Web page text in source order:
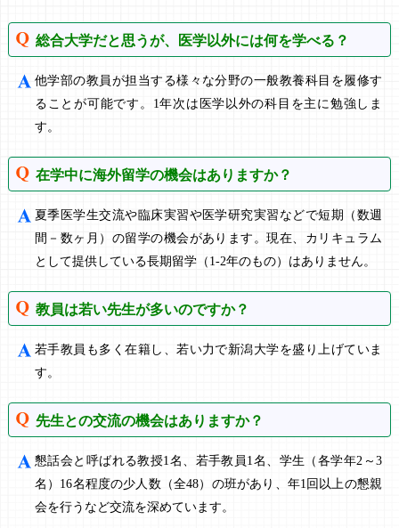
総合大学だと思うが、医学以外には何を学べる？
他学部の教員が担当する様々な分野の一般教養科目を履修す
ることが可能です。1年次は医学以外の科目を主に勉強しま
す。
在学中に海外留学の機会はありますか？
夏季医学生交流や臨床実習や医学研究実習などで短期（数週
間－数ヶ月）の留学の機会があります。現在、カリキュラム
として提供している長期留学（1-2年のもの）はありません。
教員は若い先生が多いのですか？
若手教員も多く在籍し、若い力で新潟大学を盛り上げていま
す。
先生との交流の機会はありますか？
懇話会と呼ばれる教授1名、若手教員1名、学生（各学年2～3
名）16名程度の少人数（全48）の班があり、年1回以上の懇親
会を行うなど交流を深めています。